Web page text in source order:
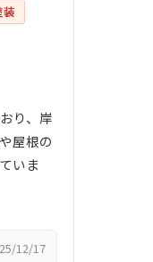
装
り、岸
屋根の
いま
12/17